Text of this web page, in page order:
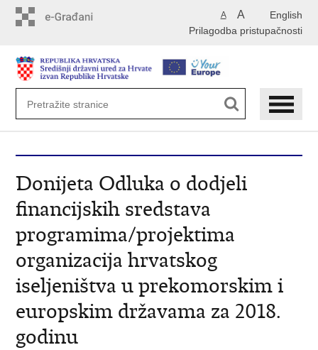
English
A A
Prilagodba pristupačnosti
Donijeta Odluka o dodjeli
financijskih sredstava
programima/projektima
organizacija hrvatskog
iseljeništva u prekomorskim i
europskim državama za 2018.
godinu